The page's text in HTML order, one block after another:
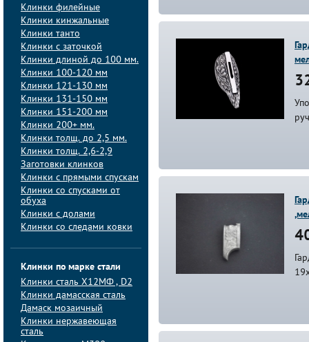
Клинки филейные
Клинки кинжальные
Клинки танто
Клинки с заточкой
Клинки длиной до 100 мм.
Клинки 100-120 мм
Клинки 121-130 мм
Клинки 131-150 мм
Клинки 151-200 мм
Клинки 200+ мм.
Клинки толщ. до 2,5 мм.
Клинки толщ. 2,6-2,9
Заготовки клинков
Клинки с прямыми спускам
Клинки со спусками от
обуха
Клинки с долами
Клинки со следами ковки
Клинки по марке стали
Клинки сталь Х12МФ , D2
Клинки дамасская сталь
Дамаск мозаичный
Клинки нержавеющая
сталь